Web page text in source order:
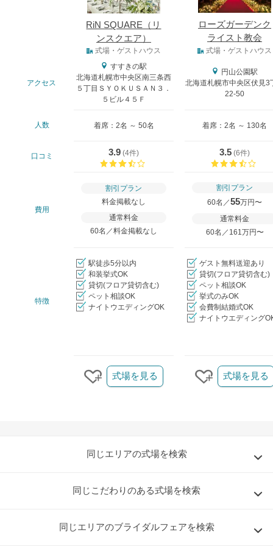
RiN SQUARE（リ
ンスクエア）
ローズガーデンク
ライスト教会
式場・ゲストハウス 式場・ゲストハウス
アクセス
すすきの駅
北海道札幌市中央区南三条西
５丁目ＳＹＯＫＵＳＡＮ３．
５ビル４５Ｆ
円山公園駅
北海道札幌市中央区伏見3
22-50
人数 着席：2名 ～ 50名 着席：2名 ～ 130名
口コミ 3.9 (4件)
3.5 (6件)
費用
割引プラン
料金掲載なし
通常料金
60名／料金掲載なし
割引プラン
60名／55万円〜
通常料金
60名／161万円〜
特徴
駅徒歩5分以内
和装挙式OK
貸切(フロア貸切含む)
ペット相談OK
ナイトウエディングOK
ゲスト無料送迎あり
貸切(フロア貸切含む)
ペット相談OK
挙式のみOK
会費制結婚式OK
ナイトウエディング
クリップする
式場を見る
クリップする
式場を見る
同じエリアの式場を検索
同じこだわりのある式場を検索
同じエリアのブライダルフェアを検索